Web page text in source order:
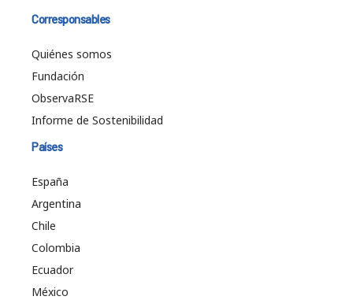
Corresponsables
Quiénes somos
Fundación
ObservaRSE
Informe de Sostenibilidad
Países
España
Argentina
Chile
Colombia
Ecuador
México